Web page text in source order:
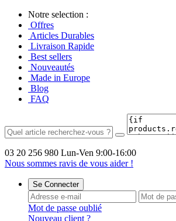
Notre selection :
Offres
Articles Durables
Livraison Rapide
Best sellers
Nouveautés
Made in Europe
Blog
FAQ
03 20 256 980 Lun-Ven 9:00-16:00
Nous sommes ravis de vous aider !
Se Connecter
Mot de passe oublié
Nouveau client ?